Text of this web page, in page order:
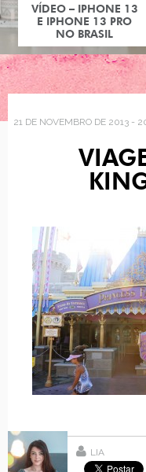
VÍDEO – IPHONE 13
E IPHONE 13 PRO
NO BRASIL
21 DE NOVEMBRO DE 2013 -
LIA